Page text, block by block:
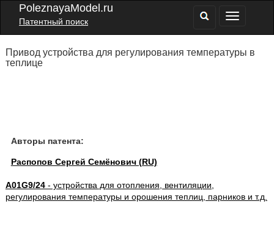
PoleznayaModel.ru
Патентный поиск
Привод устройства для регулирования температуры в
теплице
Авторы патента:
Распопов Сергей Семёнович (RU)
A01G9/24- устройства для отопления, вентиляции,
регулирования температуры и орошения теплиц, парников и т.д.